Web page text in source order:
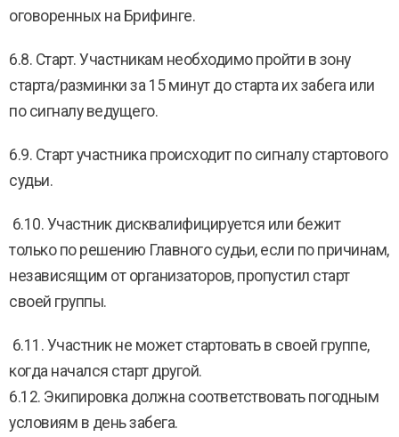
оговоренных на Брифинге.
6.8. Старт. Участникам необходимо пройти в зону
старта/разминки за 15 минут до старта их забега или
по сигналу ведущего.
6.9. Старт участника происходит по сигналу стартового
судьи.
6.10. Участник дисквалифицируется или бежит
только по решению Главного судьи, если по причинам,
независящим от организаторов, пропустил старт
своей группы.
6.11. Участник не может стартовать в своей группе,
когда начался старт другой.
6.12. Экипировка должна соответствовать погодным
условиям в день забега.